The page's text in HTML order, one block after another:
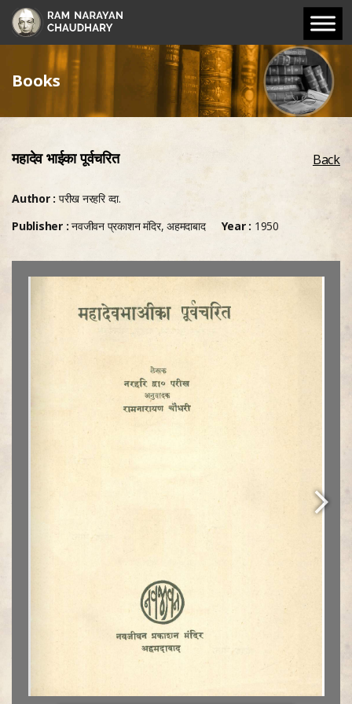
Books
महादेव भाईका पूर्वचरित Back
Author : परीख नरहरि व्दा.
Publisher :नवजीवन प्रकाशन मंदिर, अहमदाबाद Year : 1950